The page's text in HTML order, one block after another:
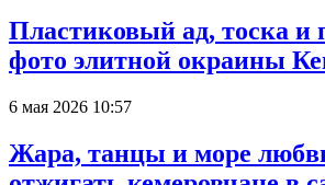
Пластиковый ад, тоска и
фото элитной окраины
6 мая 2026 10:57
Жара, танцы и море